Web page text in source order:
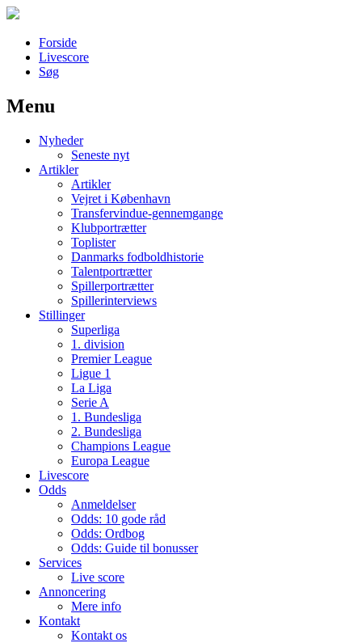
Forside
Livescore
Søg
Наши партнеры
лучшие займы
Menu
Nyheder
Seneste nyt
Artikler
Artikler
Vejret i København
Transfervindue-gennemgange
Klubportrætter
Toplister
Danmarks fodboldhistorie
Talentportrætter
Spillerportrætter
Spillerinterviews
Stillinger
Superliga
1. division
Premier League
Ligue 1
La Liga
Serie A
1. Bundesliga
2. Bundesliga
Champions League
Europa League
Livescore
Odds
Anmeldelser
Odds: 10 gode råd
Odds: Ordbog
Odds: Guide til bonusser
Services
Live score
Annoncering
Mere info
Kontakt
Kontakt os